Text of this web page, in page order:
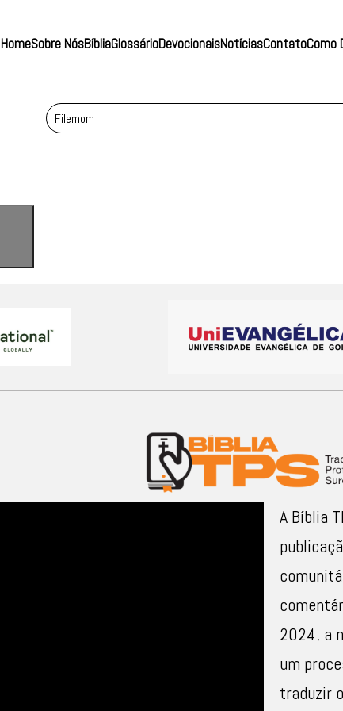
HomeSobre NósBíbliaGlossárioDevocionaisNotíciasContatoComo
Filemom
A Bíblia
2024, a
um
traduzir